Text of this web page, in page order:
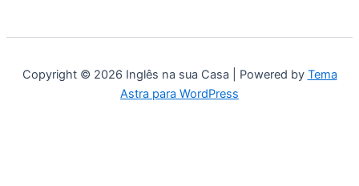
Copyright © 2026 Inglês na sua Casa | Powered by Tema
Astra para WordPress